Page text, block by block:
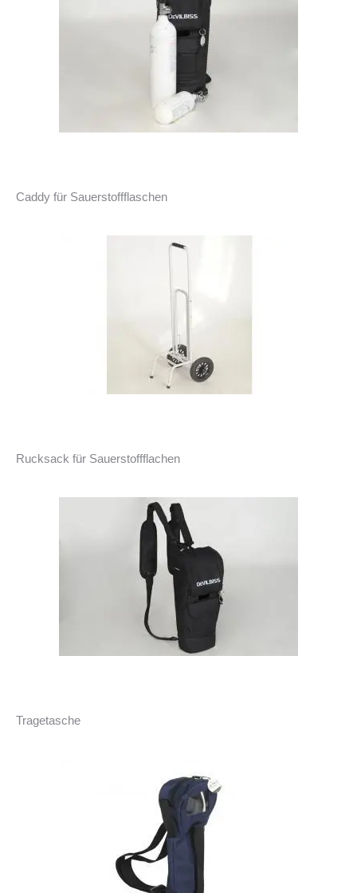
Caddy für Sauerstoffflaschen
Rucksack für Sauerstoffflachen
Tragetasche